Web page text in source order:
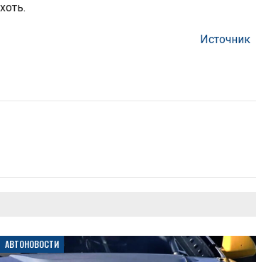
Источник
АВТОНОВОСТИ